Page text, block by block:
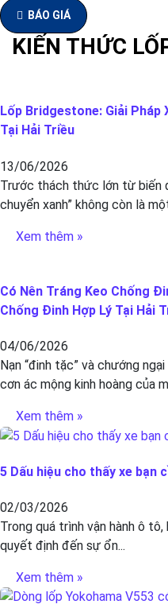
BÁO GIÁ
KIẾN THỨC
Lốp Bridgestone: Giải Pháp
Tại Hải Triều
13/06/2026
Trước thách thức lớn từ biến
chuyển xanh” không còn là
Xem thêm »
Có Nên Tráng Keo Chống
Chống Đinh Hợp Lý Tại Hải
04/06/2026
Nạn “đinh tặc” và chướng
cơn ác mộng kinh hoàng của
Xem thêm »
5 Dấu hiệu cho thấy xe bạn
02/03/2026
Trong quá trình vận hành ô
quyết định đến sự ổn...
Xem thêm »